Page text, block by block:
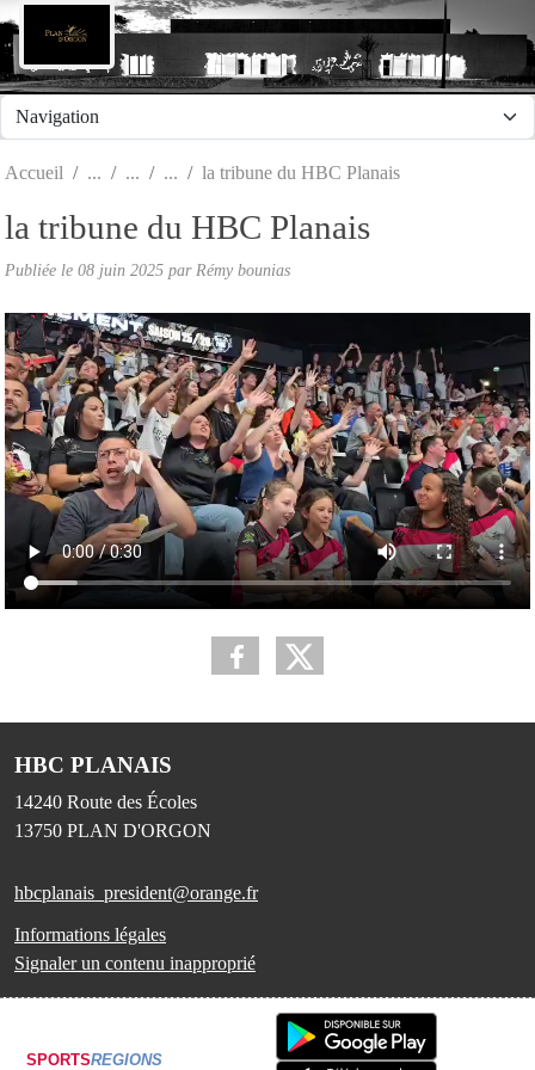
Accueil la tribune du HBC Planais
la tribune du HBC Planais
Publiée le 08 juin 2025 par Rémy bounias
HBC PLANAIS
14240 Route des Écoles
13750 PLAN D'ORGON
hbcplanais_president@orange.fr
Informations légales
Signaler un contenu inapproprié
SPORTSREGIONS
Panneau de gestion des cookies